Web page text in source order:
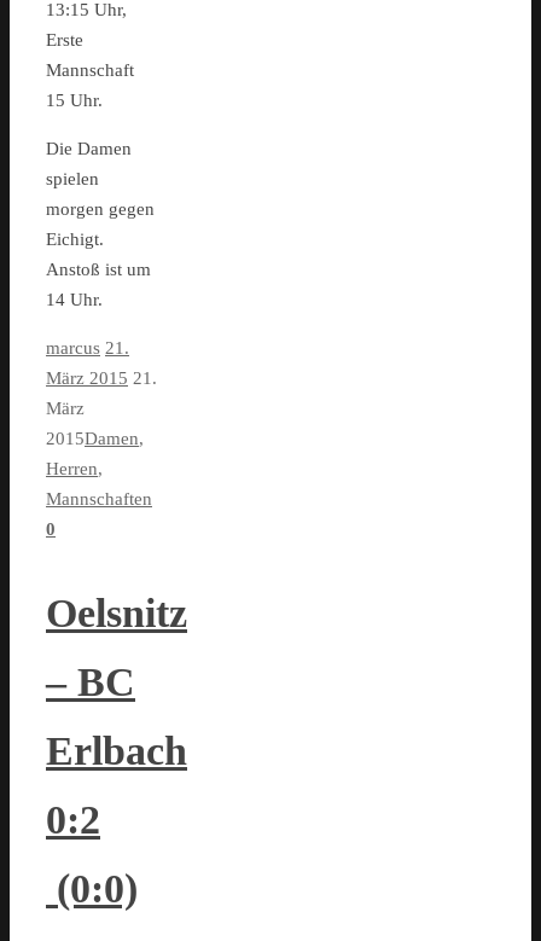
13:15 Uhr,
Erste
Mannschaft
15 Uhr.
Die Damen
spielen
morgen gegen
Eichigt.
Anstoß ist um
14 Uhr.
marcus 21.
März 2015 21.
März
2015Damen,
Herren,
Mannschaften
0
Oelsnitz
– BC
Erlbach
0:2
(0:0)